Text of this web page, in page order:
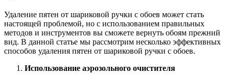
Удаление пятен от шариковой ручки с обоев может стать
настоящей проблемой, но с использованием правильных
методов и инструментов вы сможете вернуть обоям прежний
вид. В данной статье мы рассмотрим несколько эффективных
способов удаления пятен от шариковой ручки с обоев.
Использование аэрозольного очистителя